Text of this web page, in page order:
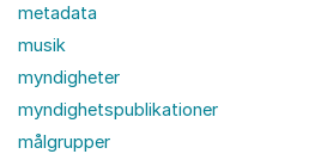
metadata
musik
myndigheter
myndighetspublikationer
målgrupper